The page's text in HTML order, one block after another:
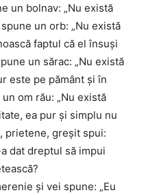
un bolnav: „Nu există
un orb: „Nu există
faptul că el însuși
un sărac: „Nu există
este pe pământ și în
om rău: „Nu există
ea pur și simplu nu
prietene, greșit spui:
dat dreptul să impui
și vei spune: „Eu